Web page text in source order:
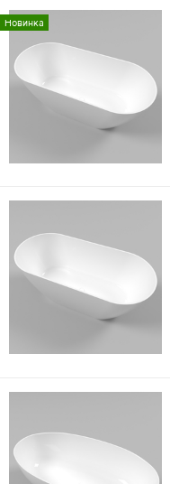
Новинка